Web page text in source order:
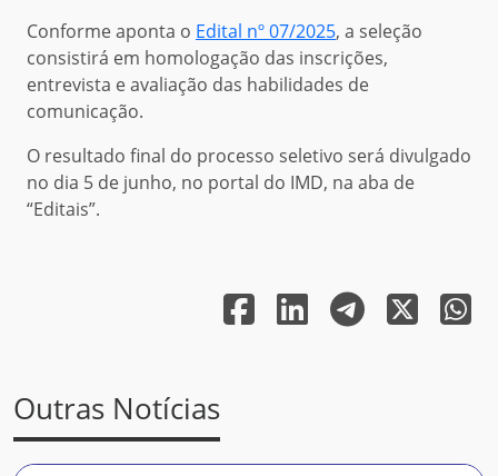
Conforme aponta o Edital nº 07/2025, a seleção
consistirá em homologação das inscrições,
entrevista e avaliação das habilidades de
comunicação.
O resultado final do processo seletivo será divulgado
no dia 5 de junho, no portal do IMD, na aba de
“Editais”.
Outras Notícias